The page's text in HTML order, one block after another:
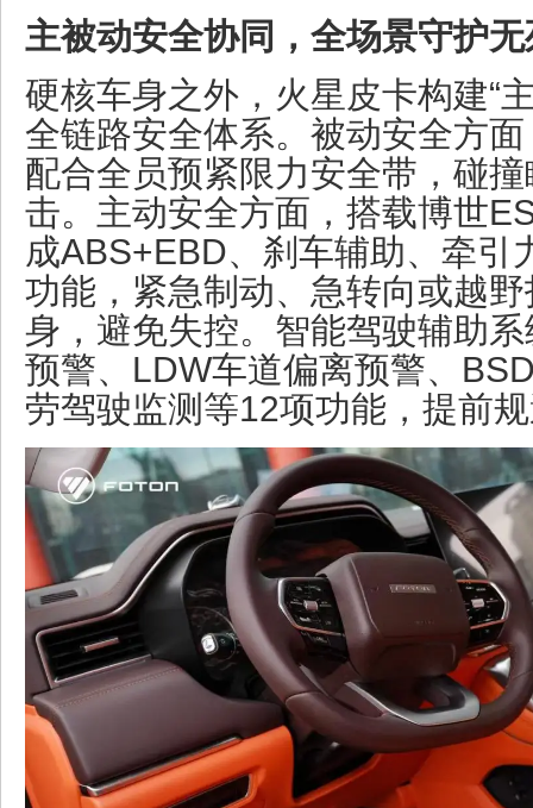
主被动安全协同，全场景守护
硬核车身之外，火星皮卡构建“
全链路安全体系。被动安全方
配合全员预紧限力安全带，碰
击。主动安全方面，搭载博世
成ABS+EBD、刹车辅助、牵引
功能，紧急制动、急转向或越
身，避免失控。智能驾驶辅助
预警、LDW车道偏离预警、
劳驾驶监测等12项功能，提前